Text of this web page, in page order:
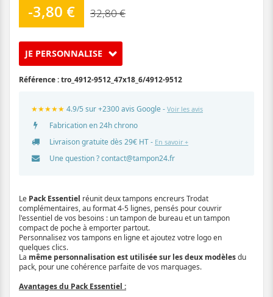
-3,80 € 32,80 €
JE PERSONNALISE
Référence :tro_4912-9512_47x18_6/4912-9512
★★★★★ 4.9/5 sur +2300 avis Google - Voir les avis
Fabrication en 24h chrono
Livraison gratuite dès 29€ HT - En savoir +
Une question ?contact@tampon24.fr
Le Pack Essentiel réunit deux tampons encreurs Trodat
complémentaires, au format 4-5 lignes, pensés pour couvrir
l'essentiel de vos besoins : un tampon de bureau et un tampon
compact de poche à emporter partout.
Personnalisez vos tampons en ligne et ajoutez votre logo en
quelques clics.
La même personnalisation est utilisée sur les deux modèlesdu
pack, pour une cohérence parfaite de vos marquages.
Avantages du Pack Essentiel :